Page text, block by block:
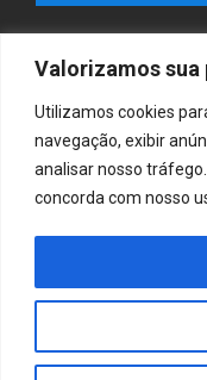
Valorizamos
Utilizamos cookies
navegação, exibir
analisar nosso
concorda com nosso
Castilho-SP e
locais.
B10 Brasil –
Casa & Jardim –
inspirações para
ambientes